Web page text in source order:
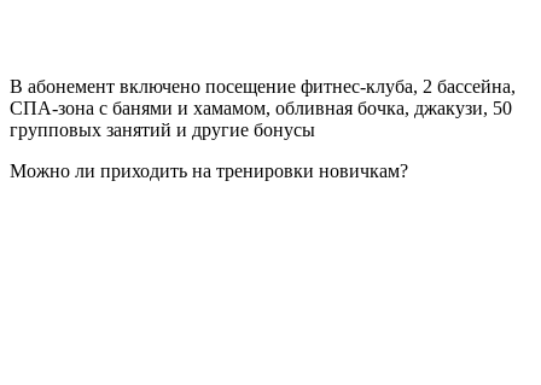
В абонемент включено посещение фитнес-клуба, 2 бассейна,
СПА-зона с банями и хамамом, обливная бочка, джакузи, 50
групповых занятий и другие бонусы
Можно ли приходить на тренировки новичкам?